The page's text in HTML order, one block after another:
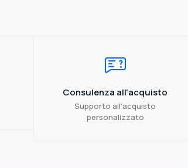
Consulenza all'acquisto
Supporto all'acquisto
personalizzato